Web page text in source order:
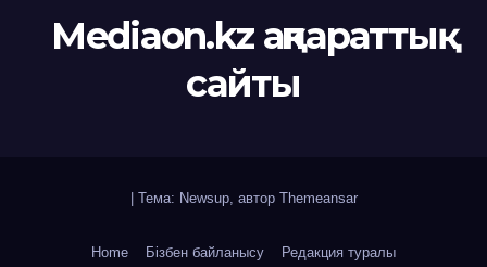
Mediaon.kz ақпараттық
сайты
Тема: Newsup, автор Themeansar
Home Бізбен байланысу Редакция туралы